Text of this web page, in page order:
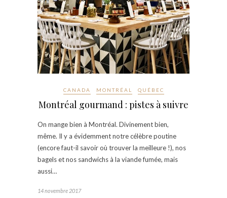
CANADA MONTRÉAL QUÉBEC
Montréal gourmand : pistes à suivre
On mange bien à Montréal. Divinement bien,
même. Il y a évidemment notre célèbre poutine
(encore faut-il savoir où trouver la meilleure !), nos
bagels et nos sandwichs à la viande fumée, mais
aussi…
14 novembre 2017